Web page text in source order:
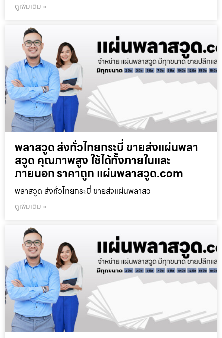
ดูเพิ่มเติม »
พลาสวูด ส่งทั่วไทยกระบี่ ขายส่งแผ่นพลา
สวูด คุณภาพสูง ใช้ได้ทั้งภายในและ
ภายนอก ราคาถูก แผ่นพลาสวูด.com
พลาสวูด ส่งทั่วไทยกระบี่ ขายส่งแผ่นพลาสว
ดูเพิ่มเติม »